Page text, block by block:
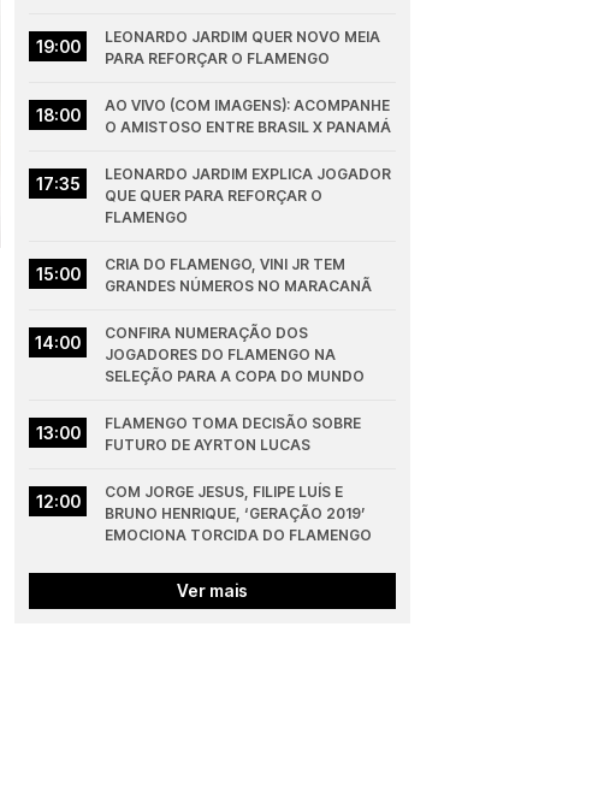
19:00
LEONARDO JARDIM QUER NOVO MEIA
PARA REFORÇAR O FLAMENGO
18:00
AO VIVO (COM IMAGENS): ACOMPANHE
O AMISTOSO ENTRE BRASIL X PANAMÁ
17:35
LEONARDO JARDIM EXPLICA JOGADOR
QUE QUER PARA REFORÇAR O
FLAMENGO
15:00
CRIA DO FLAMENGO, VINI JR TEM
GRANDES NÚMEROS NO MARACANÃ
14:00
CONFIRA NUMERAÇÃO DOS
JOGADORES DO FLAMENGO NA
SELEÇÃO PARA A COPA DO MUNDO
13:00
FLAMENGO TOMA DECISÃO SOBRE
FUTURO DE AYRTON LUCAS
12:00
COM JORGE JESUS, FILIPE LUÍS E
BRUNO HENRIQUE, ‘GERAÇÃO 2019’
EMOCIONA TORCIDA DO FLAMENGO
Ver mais